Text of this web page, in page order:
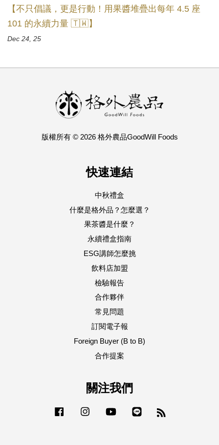
【不只倡議，更是行動！用果醬堆疊出每年 4.5 座
101 的永續力量 🇹🇼】
Dec 24, 25
版權所有 © 2026 格外農品GoodWill Foods
快速連結
中秋禮盒
什麼是格外品？怎麼選？
果茶醬是什麼？
永續禮盒指南
ESG講師怎麼挑
飲料店加盟
檢驗報告
合作夥伴
常見問題
訂閱電子報
Foreign Buyer (B to B)
合作提案
關注我們
Facebook Instagram YouTube